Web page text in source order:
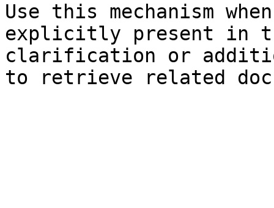
Use this mechanism
explicitly present in
clarification or